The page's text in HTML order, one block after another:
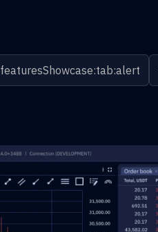
featuresShowcase:tab:alert